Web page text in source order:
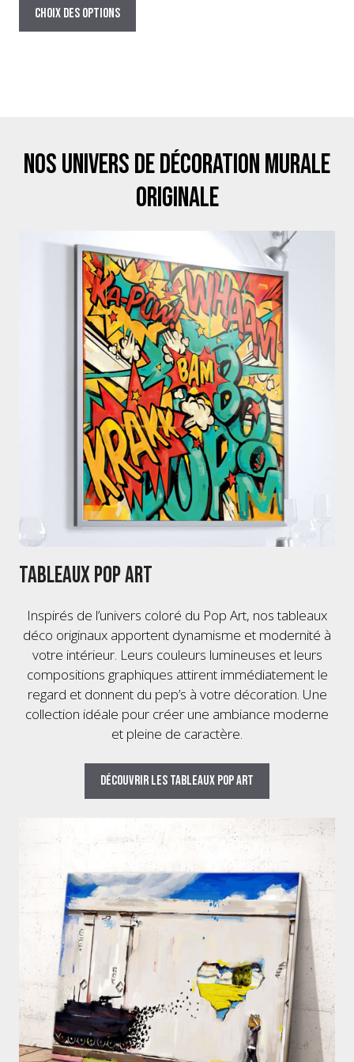
29,00€
à
Choix des options
a
être
choisies
sur
la
du
produit
Nos univers de décoration murale
originale
Tableaux Pop Art
Inspirés de l’univers coloré du Pop Art, nos tableaux
déco originaux apportent dynamisme et modernité à
votre intérieur. Leurs couleurs lumineuses et leurs
compositions graphiques attirent immédiatement le
regard et donnent du pep’s à votre décoration. Une
collection idéale pour créer une ambiance moderne
et pleine de caractère.
Découvrir les tableaux pop art